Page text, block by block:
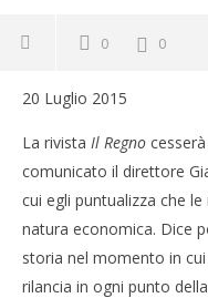
0 0
20 Luglio 2015
La rivista Il Regno
comunicato il direttore
cui egli puntualizza che
natura economica. Dice
storia nel momento in
rilancia in ogni punto